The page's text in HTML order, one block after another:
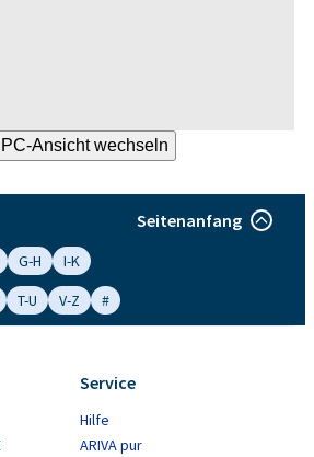
Seitenanfang
G-H
I-K
T-U V-Z #
Service
Hilfe
ARIVA pur